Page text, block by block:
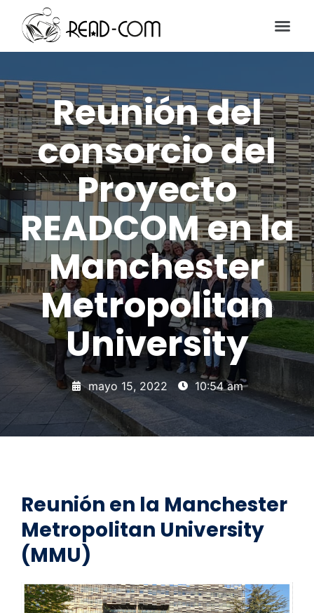
Reunión del
consorcio del
Proyecto
READCOM en la
Manchester
Metropolitan
University
mayo 15, 2022 10:54 am
Reunión en la Manchester
Metropolitan University
(MMU)